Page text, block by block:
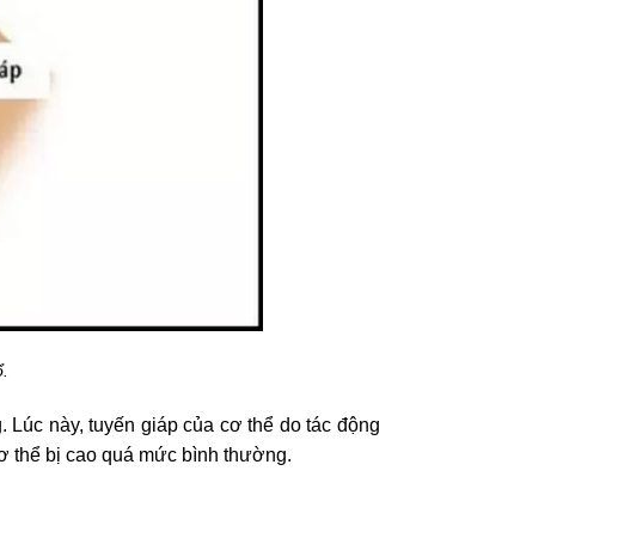
này, tuyến giáp của cơ thể do tác động
thể bị cao quá mức bình thường.